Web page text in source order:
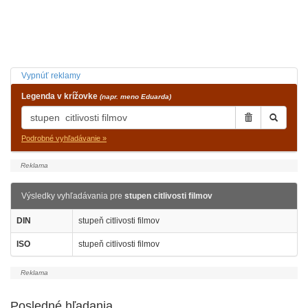
Vypnúť reklamy
Legenda v krížovke (napr. meno Eduarda)
Podrobné vyhľadávanie »
Výsledky vyhľadávania pre stupen citlivosti filmov
DIN stupeň citlivosti filmov
ISO stupeň citlivosti filmov